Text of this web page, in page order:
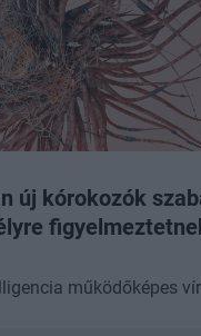
új kórokozók
működőképes